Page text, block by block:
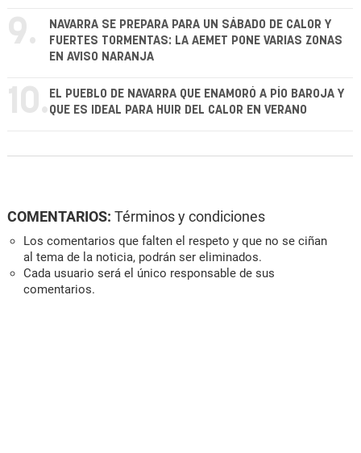
9.
NAVARRA SE PREPARA PARA UN SÁBADO DE CALOR Y
FUERTES TORMENTAS: LA AEMET PONE VARIAS ZONAS
EN AVISO NARANJA
10. EL PUEBLO DE NAVARRA QUE ENAMORÓ A PÍO BAROJA Y
QUE ES IDEAL PARA HUIR DEL CALOR EN VERANO
COMENTARIOS: Términos y condiciones
Los comentarios que falten el respeto y que no se ciñan
al tema de la noticia, podrán ser eliminados.
Cada usuario será el único responsable de sus
comentarios.